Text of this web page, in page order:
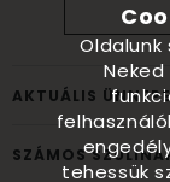
AKTUÁLIS
SZÁMOS
tehessük